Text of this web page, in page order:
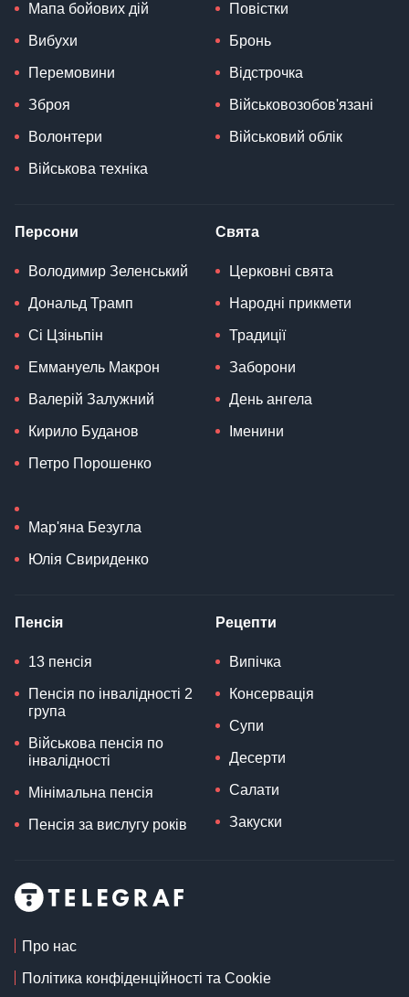
Мапа бойових дій
Вибухи
Перемовини
Зброя
Волонтери
Військова техніка
Повістки
Бронь
Відстрочка
Військовозобов'язані
Військовий облік
Персони
Володимир Зеленський
Дональд Трамп
Сі Цзіньпін
Еммануель Макрон
Валерій Залужний
Кирило Буданов
Петро Порошенко
Мар'яна Безугла
Юлія Свириденко
Свята
Церковні свята
Народні прикмети
Традиції
Заборони
День ангела
Іменини
Пенсія
13 пенсія
Пенсія по інвалідності 2
група
Військова пенсія по
інвалідності
Мінімальна пенсія
Пенсія за вислугу років
Рецепти
Випічка
Консервація
Супи
Десерти
Салати
Закуски
Про нас
Політика конфіденційності та Cookie